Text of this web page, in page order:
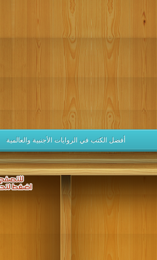
كتب 1979
كتب 1971 كتب 1970 كتب 1969
كتب 1962 كتب 1961 كتب 1960
كتب 1952
كتب 1935 كتب 1934
كتب 1926 كتب 1925 كتب 1924
كتب 1917 كتب 1916 كتب 1915 كتب
كتب 1908 كتب 1907 كتب 1906
أفضل الكتب في الروايات الأجنبية والعالمية